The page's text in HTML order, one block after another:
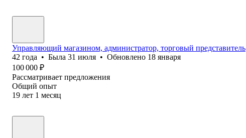
Управляющий магазином, администратор, торговый представитель
42 года • Была 31 июля • Обновлено 18 января
100 000 ₽
Рассматривает предложения
Общий опыт
19 лет 1 месяц